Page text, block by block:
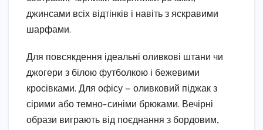
джинсами всіх відтінків і навіть з яскравими
шарфами.
Для повсякдення ідеальні оливкові штани чи
джогери з білою футболкою і бежевими
кросівками. Для офісу — оливковий піджак з
сірими або темно-синіми брюками. Вечірні
образи виграють від поєднання з бордовим,